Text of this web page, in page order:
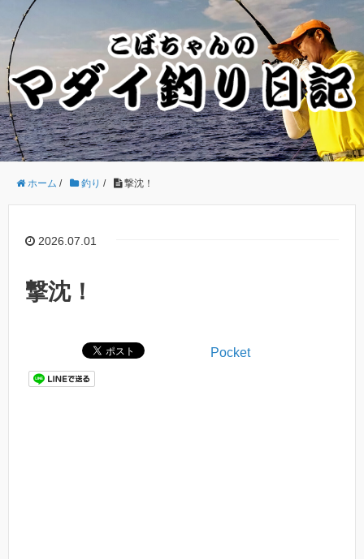
ホーム / 釣り / 撃沈！
2026.07.01
撃沈！
Pocket